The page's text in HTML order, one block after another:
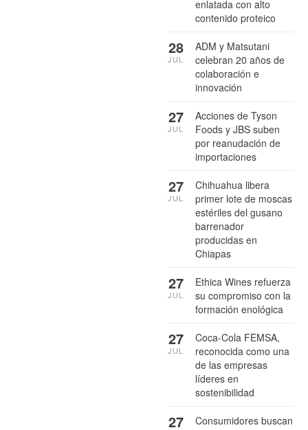
enlatada con alto
contenido proteico
ADM y Matsutani
celebran 20 años de
colaboración e
innovación
28
JUL
Acciones de Tyson
Foods y JBS suben
por reanudación de
importaciones
27
JUL
Chihuahua libera
primer lote de moscas
estériles del gusano
barrenador
producidas en
Chiapas
27
JUL
Ethica Wines refuerza
su compromiso con la
formación enológica
27
JUL
Coca-Cola FEMSA,
reconocida como una
de las empresas
líderes en
sostenibilidad
27
JUL
Consumidores buscan
27